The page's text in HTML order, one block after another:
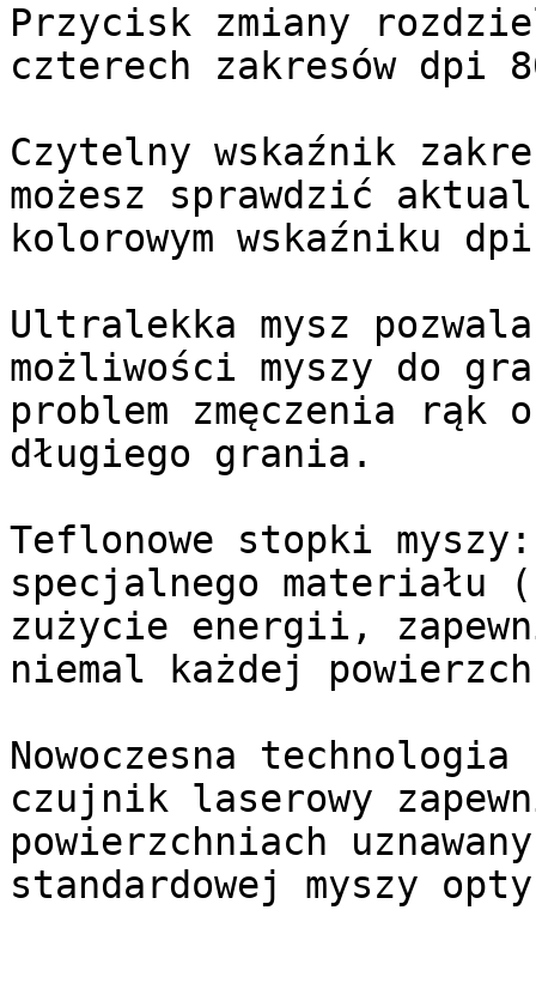
Przycisk zmiany
czterech zakresów dpi
Czytelny wskaźnik
możesz sprawdzić
kolorowym wskaźniku
Ultralekka mysz
możliwości myszy do
problem zmęczenia rąk
długiego grania.
Teflonowe stopki
specjalnego
zużycie energii,
niemal każdej
Nowoczesna technologia
czujnik laserowy
powierzchniach
standardowej myszy